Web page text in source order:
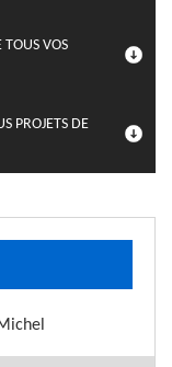
TOUS VOS
PROJETS DE